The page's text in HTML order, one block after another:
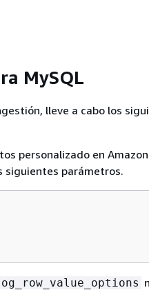
MySQL
lleve a cabo los
personalizado en Amazon
siguientes parámetros.